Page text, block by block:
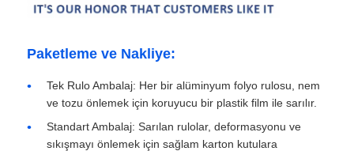
Paketleme ve Nakliye:
Tek Rulo Ambalaj: Her bir alüminyum folyo rulosu, nem
ve tozu önlemek için koruyucu bir plastik film ile sarılır.
Standart Ambalaj: Sarılan rulolar, deformasyonu ve
sıkışmayı önlemek için sağlam karton kutulara